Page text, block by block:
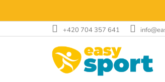
obsah
+420 704 357 641